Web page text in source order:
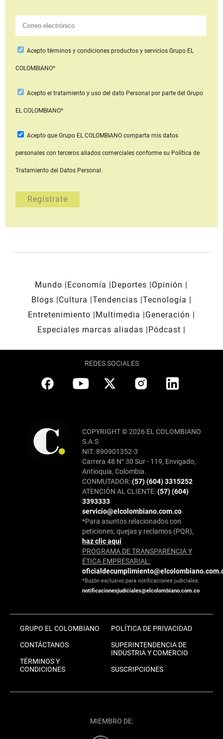
Aceptotérminos y condiciones productos y serviciosGrupo EL
COLOMBIANO*
Acepto el tratamiento y uso del dato Personal por parte del Grupo
EL COLOMBIANO*
Acepto que Grupo EL COLOMBIANOcomparta mis datos
personales con terceros aliados comerciales conforme su Política de
Tratamiento del Datos Personal.
Mundo Economía Deportes
Opinión
Blogs
Cultura Tendencias Tecnología
Entretenimiento
Multimedia
Generación
Especiales marcas aliadas
Pódcast
REDES SOCIALES
COPYRIGHT © 2026 EL COLOMBIANO
S.A.S
NIT: 890901352-3
Carrera 48 N° 30 Sur - 119, Envigado,
Antioquia, Colombia.
CONMUTADOR:(57) (604) 3315252
ATENCIÓN AL CLIENTE:(57) (604)
3393333
servicio@elcolombiano.com.co
*Para asuntos relacionados con
peticiones, quejas y reclamos (PQR),
haz clic aquí
PROGRAMA DE TRANSPARENCIA Y
ÉTICA EMPRESARIAL:
*Buzón exclusivo para notificaciones judiciales:
notificacionesjudiciales@elcolombiano.com.co
GRUPO EL COLOMBIANO
CONTÁCTANOS
TÉRMINOS Y
CONDICIONES
POLÍTICA DE PRIVACIDAD
SUPERINTENDENCIA DE
INDUSTRIA Y COMERCIO
SUSCRIPCIONES
MIEMBRO DE: